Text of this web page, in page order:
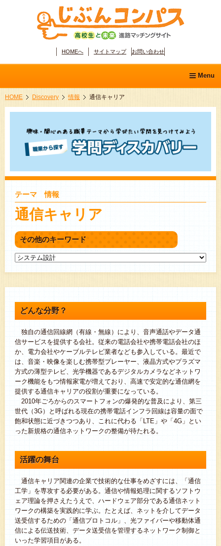
HOMEへ サイトマップ お問い合わせ
Menu
ホーム
分野別職業ガイド
HOME Discovery 情報 通信キャリア
テーマ 情報
通信キャリア
その他のキーワード
どんな分野？
独自の通信回線網（有線・無線）により、音声通話やデータ通
信サービスを提供する会社。従来の電話会社や携帯電話会社のほ
か、電力会社やケーブルテレビ業者なども参入している。最近で
は、音楽・映像を楽しむ携帯型プレーヤー、液晶方式やプラズマ
方式の薄型テレビ、光学機器であるデジタルカメラなどネットワ
ーク機能をもつ情報家電が増えており、高速で安定的な通信網を
提供する通信キャリアの役割が重要になっている。
2010年ごろからのスマートフォンの爆発的な普及により、第三
世代（3G）と呼ばれる現在の携帯電話インフラ回線は容量の面で
飽和状態に近づきつつあり、これに代わる「LTE」や「4G」とい
った新規格の通信ネットワークの整備が待たれる。
活躍の舞台
通信キャリア関連の企業で技術的な仕事をめざすには、「通信
工学」を専攻する必要がある。通信や情報処理に関するソフトウ
ェア理論を押さえたうえで、ハードウェア部分である通信ネット
ワークの構築を実践的に学ぶ。たとえば、ネットを介してデータ
送受信するための「通信プロトコル」、光ファイバーや移動体通
信による伝送技術、データ送受信を管理するネットワーク制御と
いった学習項目がある。